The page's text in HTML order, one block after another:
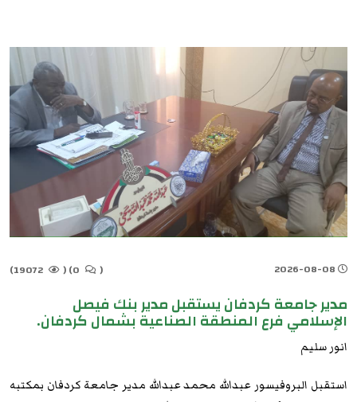
(
(
مدير جامعة كردفان يستقبل مدير بنك فيصل
الإسلامي فرع المنطقة الصناعية بشمال كردفان.
انور سليم
استقبل البروفيسور عبدالله محمد عبدالله مدير جامعة كردفان بمكتبه